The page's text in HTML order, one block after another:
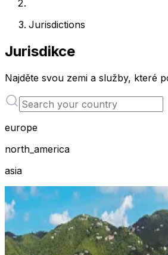
Jurisdictions
Jurisdikce
Najděte svou zemi a služby, které
europe
north_america
asia